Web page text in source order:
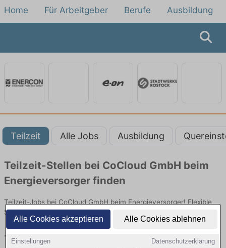
Alle Cookies akzeptieren Alle Cookies ablehnen
Einstellungen Datenschutzerklärung
Home Für Arbeitgeber Berufe Ausbildung
Teilzeit Alle Jobs Ausbildung
Teilzeit-Stellen bei CoCloud GmbH beim
Energieversorger finden
Teilzeit-Jobs bei CoCloud GmbH beim Energieversorger! Flexible
Stellen in Technik. Jetzt bewerben!
Teilzeit-Jobs bei CoCloud GmbH beim